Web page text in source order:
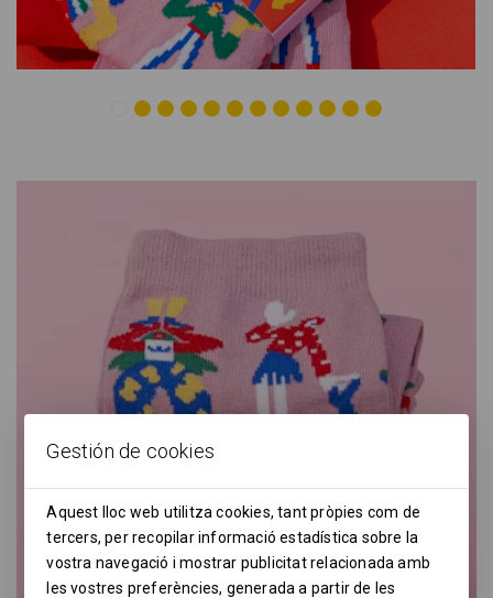
Gestión de cookies
Aquest lloc web utilitza cookies, tant pròpies com de
tercers, per recopilar informació estadística sobre la
vostra navegació i mostrar publicitat relacionada amb
les vostres preferències, generada a partir de les